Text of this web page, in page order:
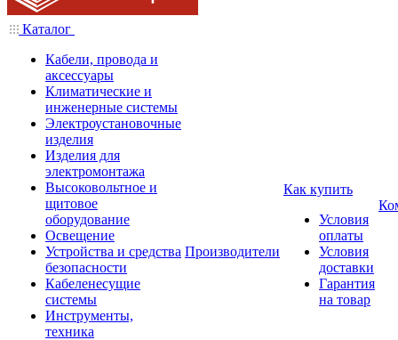
Каталог
Кабели, провода и
аксессуары
Климатические и
инженерные системы
Электроустановочные
изделия
Изделия для
электромонтажа
Высоковольтное и
щитовое
оборудование
Освещение
Устройства и средства
безопасности
Кабеленесущие
системы
Инструменты,
техника
Производители
Как купить
Условия
оплаты
Условия
доставки
Гарантия
на товар